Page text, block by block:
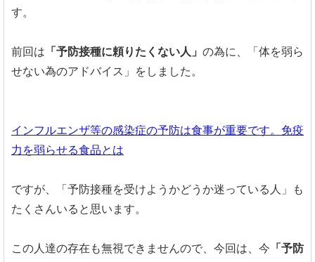
す。
前回は 「予防接種に頼りたくない人」 の為に、「体を弱ら
せない為のアドバイス」をしました。
インフルエンザ等の感染症の予防は食事が重要です。免疫
力を弱らせる食品とは
ですが、「予防接種を受けようかどうか迷っている人」も
たくさんいると思います。
この人達の存在も無視できませんので、今回は、今 「予防